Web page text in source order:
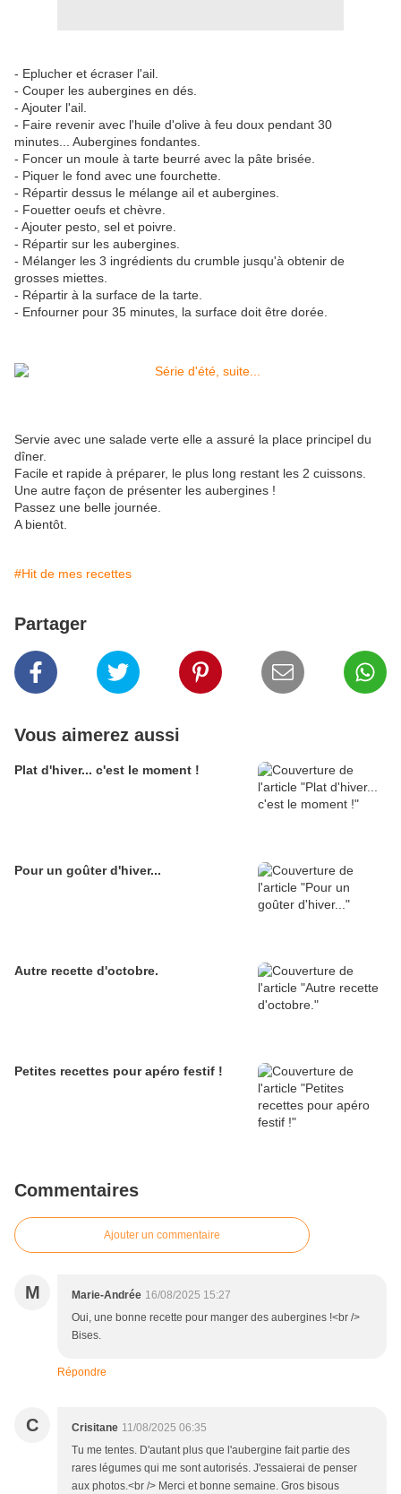
- Eplucher et écraser l'ail.
- Couper les aubergines en dés.
- Ajouter l'ail.
- Faire revenir avec l'huile d'olive à feu doux pendant 30
minutes... Aubergines fondantes.
- Foncer un moule à tarte beurré avec la pâte brisée.
- Piquer le fond avec une fourchette.
- Répartir dessus le mélange ail et aubergines.
- Fouetter oeufs et chèvre.
- Ajouter pesto, sel et poivre.
- Répartir sur les aubergines.
- Mélanger les 3 ingrédients du crumble jusqu'à obtenir de
grosses miettes.
- Répartir à la surface de la tarte.
- Enfourner pour 35 minutes, la surface doit être dorée.
Servie avec une salade verte elle a assuré la place principel du
dîner.
Facile et rapide à préparer, le plus long restant les 2 cuissons.
Une autre façon de présenter les aubergines !
Passez une belle journée.
A bientôt.
#Hit de mes recettes
Partager
Vous aimerez aussi
Plat d'hiver... c'est le moment !
Pour un goûter d'hiver...
Autre recette d'octobre.
Petites recettes pour apéro festif !
Commentaires
Ajouter un commentaire
M Marie-Andrée 16/08/2025 15:27
Oui, une bonne recette pour manger des aubergines !<br />
Bises.
Répondre
C Crisitane 11/08/2025 06:35
Tu me tentes. D'autant plus que l'aubergine fait partie des
rares légumes qui me sont autorisés. J'essaierai de penser
aux photos.<br /> Merci et bonne semaine. Gros bisous